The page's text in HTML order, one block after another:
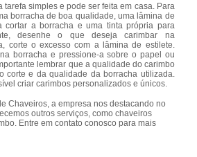
tarefa simples e pode ser feita em casa. Para
borracha de boa qualidade, uma lâmina de
cortar a borracha e uma tinta própria para
desenhe o que deseja carimbar na
corte o excesso com a lâmina de estilete.
borracha e pressione-a sobre o papel ou
lembrar que a qualidade do carimbo
corte e da qualidade da borracha utilizada.
criar carimbos personalizados e únicos.
Chaveiros, a empresa nos destacando no
outros serviços, como chaveiros
Entre em contato conosco para mais